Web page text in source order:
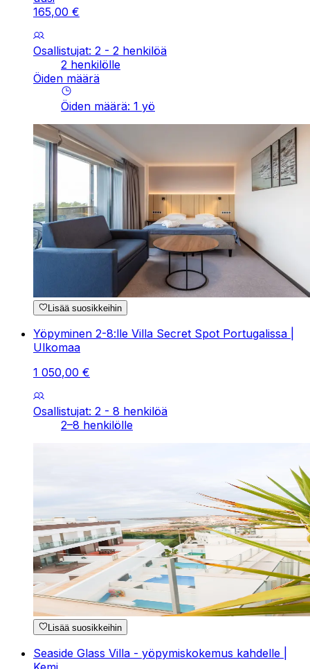
165,00 €
Osallistujat: 2 - 2 henkilöä
2 henkilölle
Öiden määrä
Öiden määrä: 1 yö
Lisää suosikkeihin
Yöpyminen 2-8:lle Villa Secret Spot Portugalissa |
Ulkomaa
1 050,00 €
Osallistujat: 2 - 8 henkilöä
2–8 henkilölle
Lisää suosikkeihin
Seaside Glass Villa - yöpymiskokemus kahdelle |